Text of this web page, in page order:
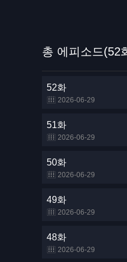
총 에피소드(52
52화
2026-06-29
51화
2026-06-29
50화
2026-06-29
49화
2026-06-29
48화
2026-06-29